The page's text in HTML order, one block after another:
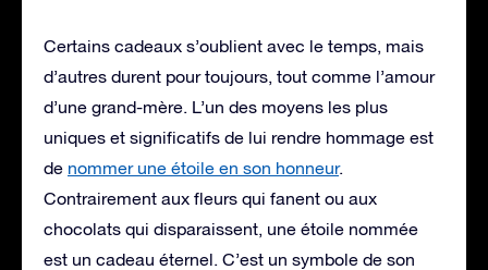
Certains cadeaux s’oublient avec le temps, mais
d’autres durent pour toujours, tout comme l’amour
d’une grand-mère. L’un des moyens les plus
uniques et significatifs de lui rendre hommage est
de nommer une étoile en son honneur.
Contrairement aux fleurs qui fanent ou aux
chocolats qui disparaissent, une étoile nommée
est un cadeau éternel. C’est un symbole de son